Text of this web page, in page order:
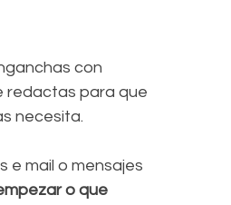
con
redactas para que
necesita.
e mail o mensajes
o que